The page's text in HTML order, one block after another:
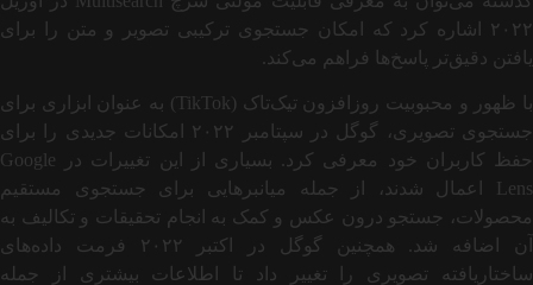
۲۰۲۲ اشاره کرد که امکان جستجوی ترکیبی تصویر و متن را برای
یافتن دقیق‌تر پاسخ‌ها فراهم می‌کند.
با ظهور و محبوبیت روزافزون تیک‌تاک (TikTok) به عنوان ابزاری برای
جستجوی تصویری، گوگل در سپتامبر ۲۰۲۲ امکانات جدیدی را برای
حفظ کاربران خود معرفی کرد. بسیاری از این تغییرات در Google
Lens اعمال شدند، از جمله میانبرهایی برای جستجوی مستقیم
محصولات، جستجو درون عکس و کمک به انجام تحقیقات و تکالیف به
آن اضافه شد. همچنین گوگل در اکتبر ۲۰۲۲ فرمت داده‌های
ساختاریافته تصویری را تغییر داد تا اطلاعات بیشتری از جمله